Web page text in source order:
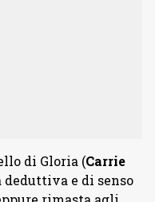
di Gloria (Carrie
e di senso